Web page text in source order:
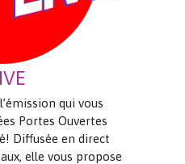
qui vous
Portes Ouvertes
Diffusée en direct
elle vous propose